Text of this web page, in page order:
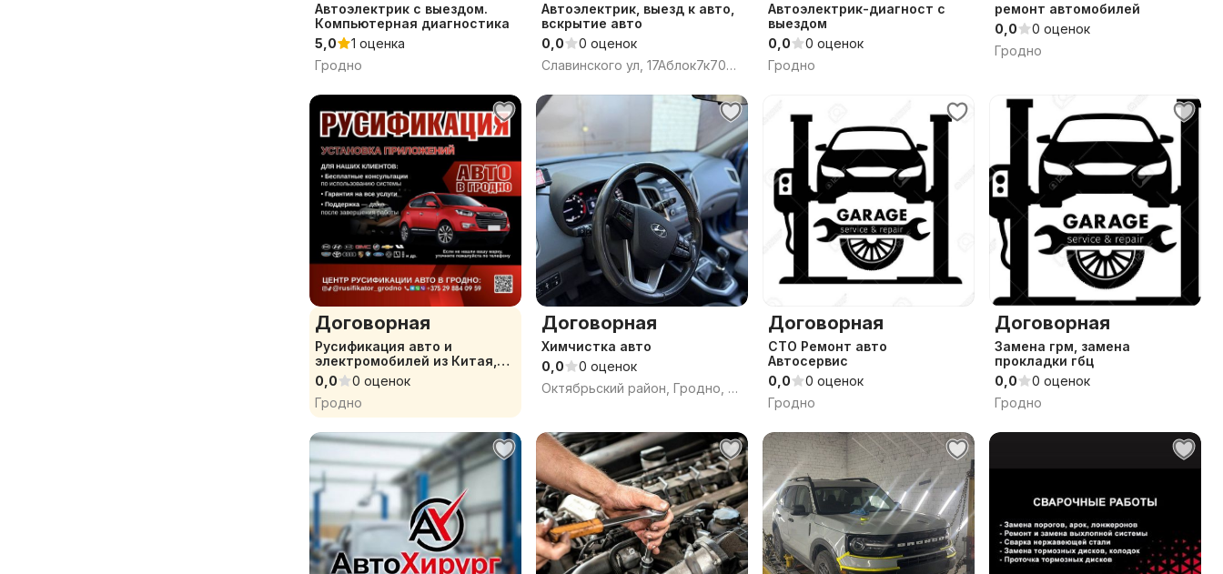
Автоэлектрик с выездом.
Компьютерная диагностика
5,0
1 оценка
Гродно
Автоэлектрик, выезд к авто,
вскрытие авто
0,0
0 оценок
Славинского ул, 17Аблок7к708, Гродно, Гродненская область
Автоэлектрик-диагност с
выездом
0,0
0 оценок
Гродно
ремонт автомобилей
0,0
0 оценок
Гродно
Договорная
Русификация авто и
электромобилей из Китая,
США др
0,0
0 оценок
Гродно
Договорная
Химчистка авто
0,0
0 оценок
Октябрьский район, Гродно, Гродненская область
Договорная
СТО Ремонт авто
Автосервис
0,0
0 оценок
Гродно
Договорная
Замена грм, замена
прокладки гбц
0,0
0 оценок
Гродно